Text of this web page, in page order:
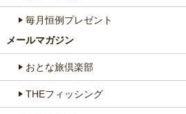
毎月恒例プレゼント
メールマガジン
おとな旅倶楽部
THEフィッシング